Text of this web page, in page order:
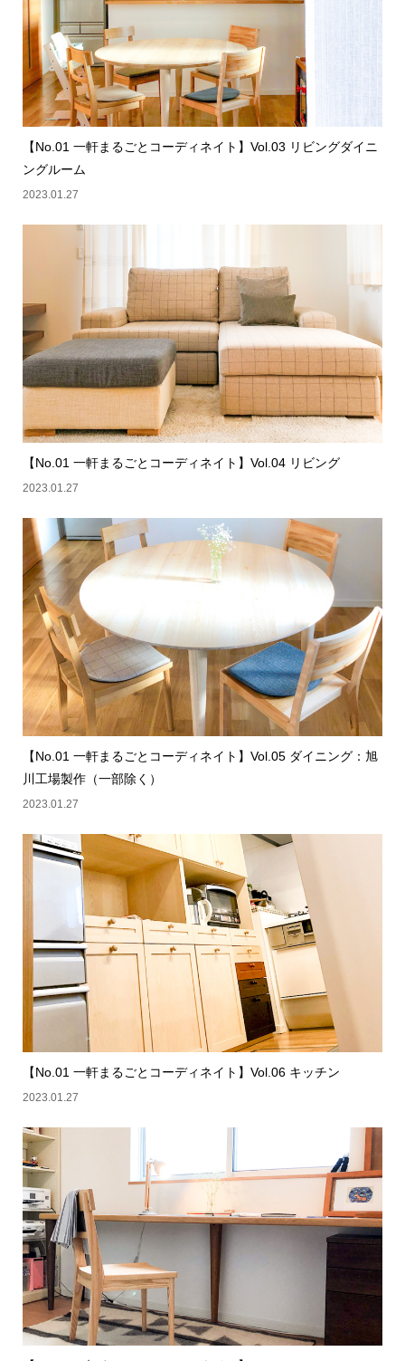
【No.01 一軒まるごとコーディネイト】Vol.03 リビングダイニ
ングルーム
2023.01.27
【No.01 一軒まるごとコーディネイト】Vol.04 リビング
2023.01.27
【No.01 一軒まるごとコーディネイト】Vol.05 ダイニング：旭
川工場製作（一部除く）
2023.01.27
【No.01 一軒まるごとコーディネイト】Vol.06 キッチン
2023.01.27